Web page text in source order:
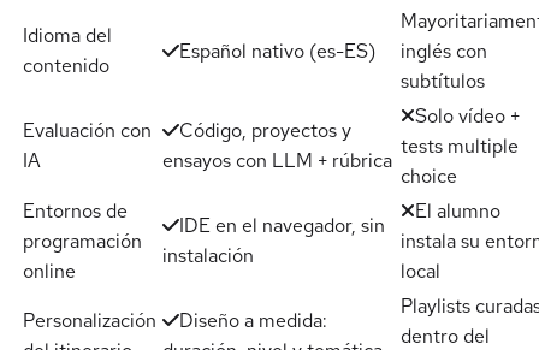
Idioma del
contenido
Español nativo (es-ES)
inglés con
subtítulos
Evaluación con
IA
Código, proyectos y
ensayos con LLM + rúbrica
Solo vídeo +
tests multiple
choice
Entornos de
programación
online
IDE en el navegador, sin
instalación
El alumno
instala su
local
Personalización
Diseño a medida:
Playlists
dentro del